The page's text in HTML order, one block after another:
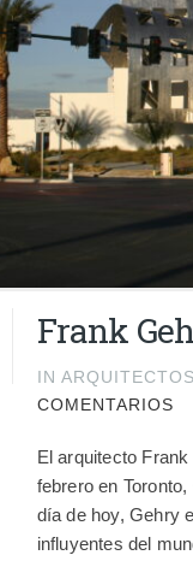
Frank
IN ARQUITECTOS
COMENTARIOS
El arquitecto
febrero en
día de hoy, Gehry
influyentes del